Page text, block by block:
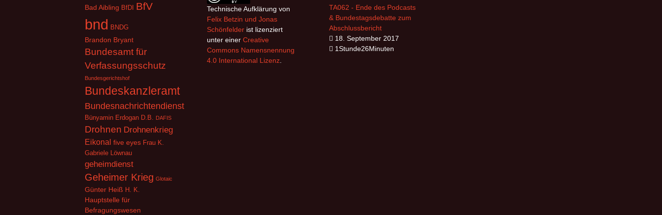
Bad Aibling BfDI BfV
bnd BNDG
Brandon Bryant
Bundesamt für
Verfassungsschutz
Bundesgerichtshof
Bundeskanzleramt
Bundesnachrichtendienst
Bünyamin Erdogan D.B. DAFIS
Drohnen Drohnenkrieg
Eikonal five eyes Frau K.
Gabriele Löwnau
geheimdienst
Geheimer Krieg Glotaic
Günter Heiß H. K.
Hauptstelle für
Befragungswesen
Technische Aufklärung von
Felix Betzin und Jonas
Schönfelder ist lizenziert
unter einer Creative
Commons Namensnennung
4.0 International Lizenz.
TA062 - Ende des Podcasts
& Bundestagsdebatte zum
Abschlussbericht
18. September 2017
1Stunde26Minuten